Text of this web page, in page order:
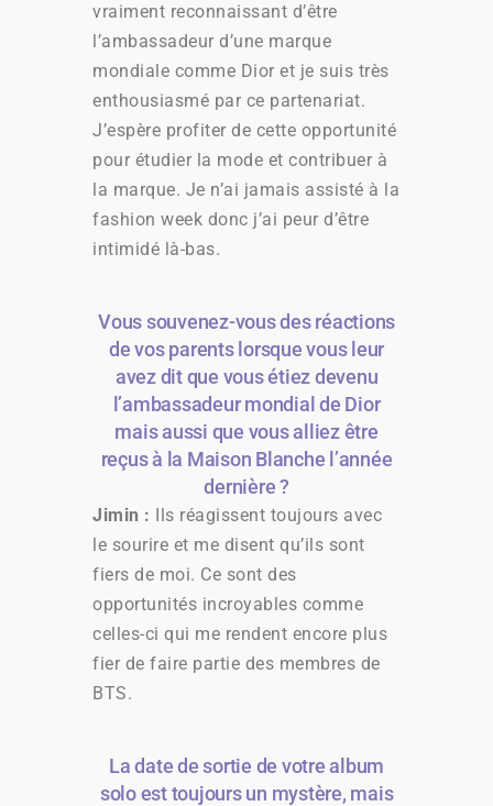
vraiment reconnaissant d’être
l’ambassadeur d’une marque
mondiale comme Dior et je suis très
enthousiasmé par ce partenariat.
J’espère profiter de cette opportunité
pour étudier la mode et contribuer à
la marque. Je n’ai jamais assisté à la
fashion week donc j’ai peur d’être
intimidé là-bas.
Vous souvenez-vous des réactions
de vos parents lorsque vous leur
avez dit que vous étiez devenu
l’ambassadeur mondial de Dior
mais aussi que vous alliez être
reçus à la Maison Blanche l’année
dernière ?
Jimin : Ils réagissent toujours avec
le sourire et me disent qu’ils sont
fiers de moi. Ce sont des
opportunités incroyables comme
celles-ci qui me rendent encore plus
fier de faire partie des membres de
BTS.
La date de sortie de votre album
solo est toujours un mystère, mais